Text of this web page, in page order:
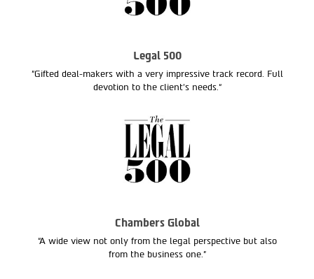
Legal 500
"Gifted deal-makers with a very impressive track record. Full
devotion to the client’s needs.“
Chambers Global
“A wide view not only from the legal perspective but also
from the business one.”